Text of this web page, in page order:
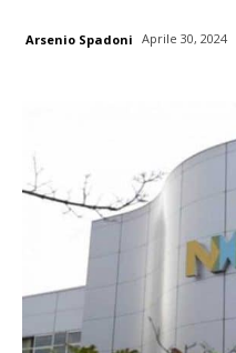
Arsenio Spadoni Aprile 30, 2024